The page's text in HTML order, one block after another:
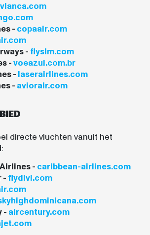
- copaair.com
- flyslm.com
-voeazul.com.br
- laserairlines.com
- aviorair.com
directe vluchten vanuit het
- caribbean-airlines.com
- flydivi.com
- aircentury.com